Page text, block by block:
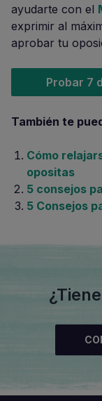
ayudarte con el
exprimir al
aprobar tu
Probar 7
También te
Cómo
opositas
5 consejos
5 Consejos